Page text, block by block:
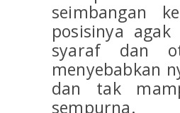
seimbangan
posisinya
syaraf dan
menyebabkan
dan tak
sempurna.